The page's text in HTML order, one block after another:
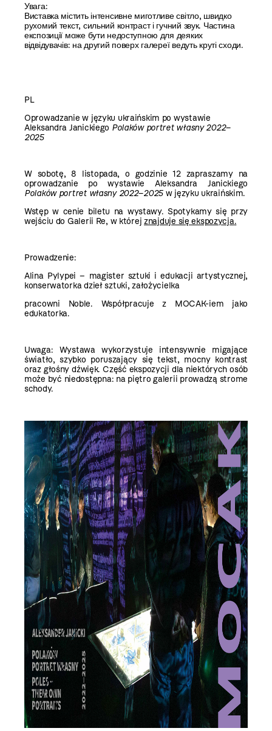
Увага:
Виставка містить інтенсивне миготливе світло, швидко
рухомий текст, сильний контраст і гучний звук. Частина
експозиції може бути недоступною для деяких
відвідувачів: на другий поверх галереї ведуть круті сходи.
PL
Oprowadzanie w języku ukraińskim po wystawie
Aleksandra Janickiego Polaków portret własny 2022–
2025
W sobotę, 8 listopada, o godzinie 12 zapraszamy na
oprowadzanie po wystawie Aleksandra Janickiego
Polaków portret własny 2022–2025 w języku ukraińskim.
Wstęp w cenie biletu na wystawy. Spotykamy się przy
wejściu do Galerii Re, w którejznajduje się ekspozycja.
Prowadzenie:
Alina Pylypei – magister sztuki i edukacji artystycznej,
konserwatorka dzieł sztuki, założycielka
pracowni Noble. Współpracuje z MOCAK-iem jako
edukatorka.
Uwaga: Wystawa wykorzystuje intensywnie migające
światło, szybko poruszający się tekst, mocny kontrast
oraz głośny dźwięk.Część ekspozycji dla niektórych osób
może być niedostępna: na piętro galerii prowadzą strome
schody.